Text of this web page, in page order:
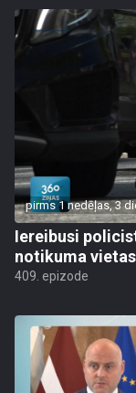
pirms 1 nedēļas, 3
Iereibusi
notikuma vietas
409. epizode